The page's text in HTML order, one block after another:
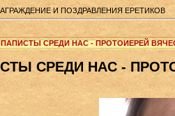
И ПОЗДРАВЛЕНИЯ ЕРЕТИКОВ
ПАПИСТЫ СРЕДИ НАС - ПРОТОИЕРЕЙ
СРЕДИ НАС -